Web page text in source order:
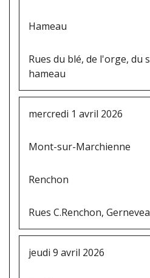
Hameau
Rues du blé, de l'orge, du
hameau
mercredi 1 avril 2026
Mont-sur-Marchienne
Renchon
Rues C.Renchon,
jeudi 9 avril 2026